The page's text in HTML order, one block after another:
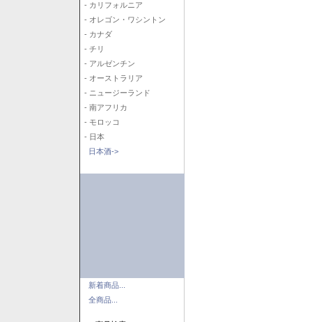
- カリフォルニア
- オレゴン・ワシントン
- カナダ
- チリ
- アルゼンチン
- オーストラリア
- ニュージーランド
- 南アフリカ
- モロッコ
- 日本
日本酒->
新着商品...
全商品...